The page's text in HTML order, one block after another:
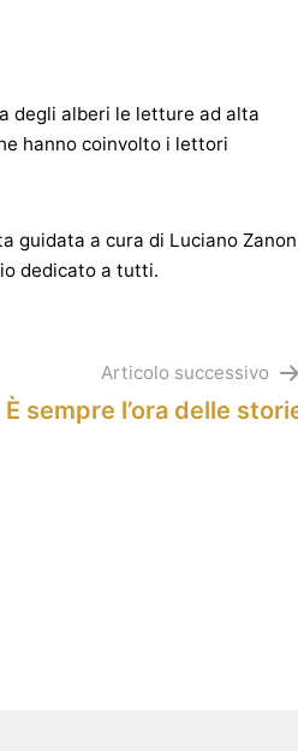
degli alberi le letture ad alta
hanno coinvolto i lettori
guidata a cura di Luciano Zanon
dedicato a tutti.
Articolo successivo
È sempre l’ora delle